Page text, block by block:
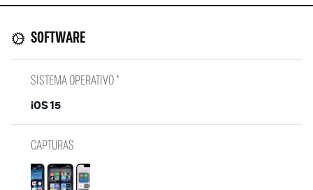
SOFTWARE
SISTEMA OPERATIVO *
iOS 15
CAPTURAS